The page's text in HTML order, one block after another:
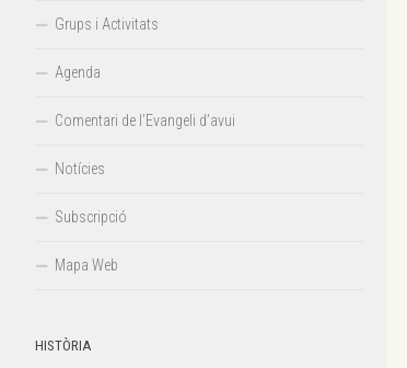
Grups i Activitats
Agenda
Comentari de l’Evangeli d’avui
Notícies
Subscripció
Mapa Web
HISTÒRIA